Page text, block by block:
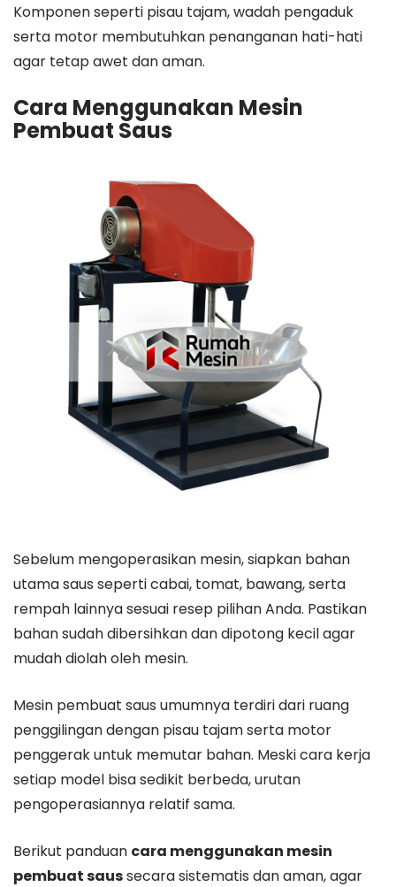
Komponen seperti pisau tajam, wadah pengaduk
serta motor membutuhkan penanganan hati-hati
agar tetap awet dan aman.
Cara Menggunakan Mesin
Pembuat Saus
Sebelum mengoperasikan mesin, siapkan bahan
utama saus seperti cabai, tomat, bawang, serta
rempah lainnya sesuai resep pilihan Anda. Pastikan
bahan sudah dibersihkan dan dipotong kecil agar
mudah diolah oleh mesin.
Mesin pembuat saus umumnya terdiri dari ruang
penggilingan dengan pisau tajam serta motor
penggerak untuk memutar bahan. Meski cara kerja
setiap model bisa sedikit berbeda, urutan
pengoperasiannya relatif sama.
Berikut panduan cara menggunakan mesin
pembuat saussecara sistematis dan aman, agar